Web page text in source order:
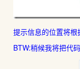
提示信息的位置将
BTW:稍候我将把代